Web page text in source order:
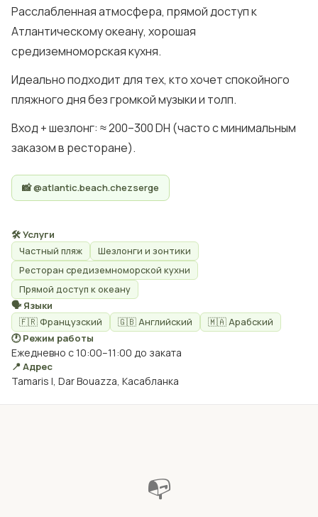
Расслабленная атмосфера, прямой доступ к
Атлантическому океану, хорошая
средиземноморская кухня.
Идеально подходит для тех, кто хочет спокойного
пляжного дня без громкой музыки и толп.
Вход + шезлонг: ≈ 200–300 DH (часто с минимальным
заказом в ресторане).
📸 @atlantic.beach.chezserge
🛠 Услуги
Частный пляж
Шезлонги и зонтики
Ресторан средиземноморской кухни
Прямой доступ к океану
🗣 Языки
🇫🇷 Французский
🇬🇧 Английский
🇲🇦 Арабский
🕐 Режим работы
Ежедневно с 10:00–11:00 до заката
📍 Адрес
Tamaris I, Dar Bouazza, Касабланка
📭